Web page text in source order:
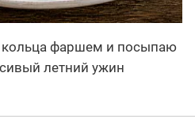
фаршем и посыпаю
летний ужин